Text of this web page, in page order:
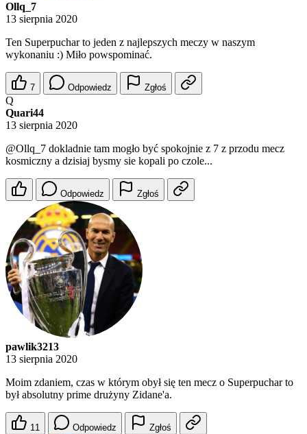
Ollq_7
13 sierpnia 2020
Ten Superpuchar to jeden z najlepszych meczy w naszym
wykonaniu :) Miło powspominać.
7 Odpowiedz Zgłoś
Q
Quari44
13 sierpnia 2020
@Ollq_7 dokladnie tam mogło być spokojnie z 7 z przodu mecz
kosmiczny a dzisiaj bysmy sie kopali po czole...
Odpowiedz Zgłoś
pawlik3213
13 sierpnia 2020
Moim zdaniem, czas w którym obył się ten mecz o Superpuchar to
był absolutny prime drużyny Zidane'a.
11 Odpowiedz Zgłoś